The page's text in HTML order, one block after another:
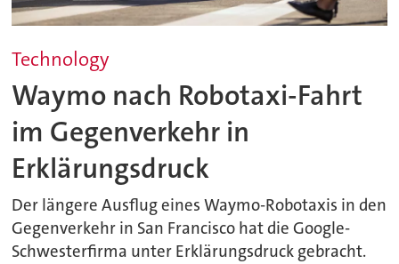
Technology
Waymo nach Robotaxi-Fahrt
im Gegenverkehr in
Erklärungsdruck
Der längere Ausflug eines Waymo-Robotaxis in den
Gegenverkehr in San Francisco hat die Google-
Schwesterfirma unter Erklärungsdruck gebracht.